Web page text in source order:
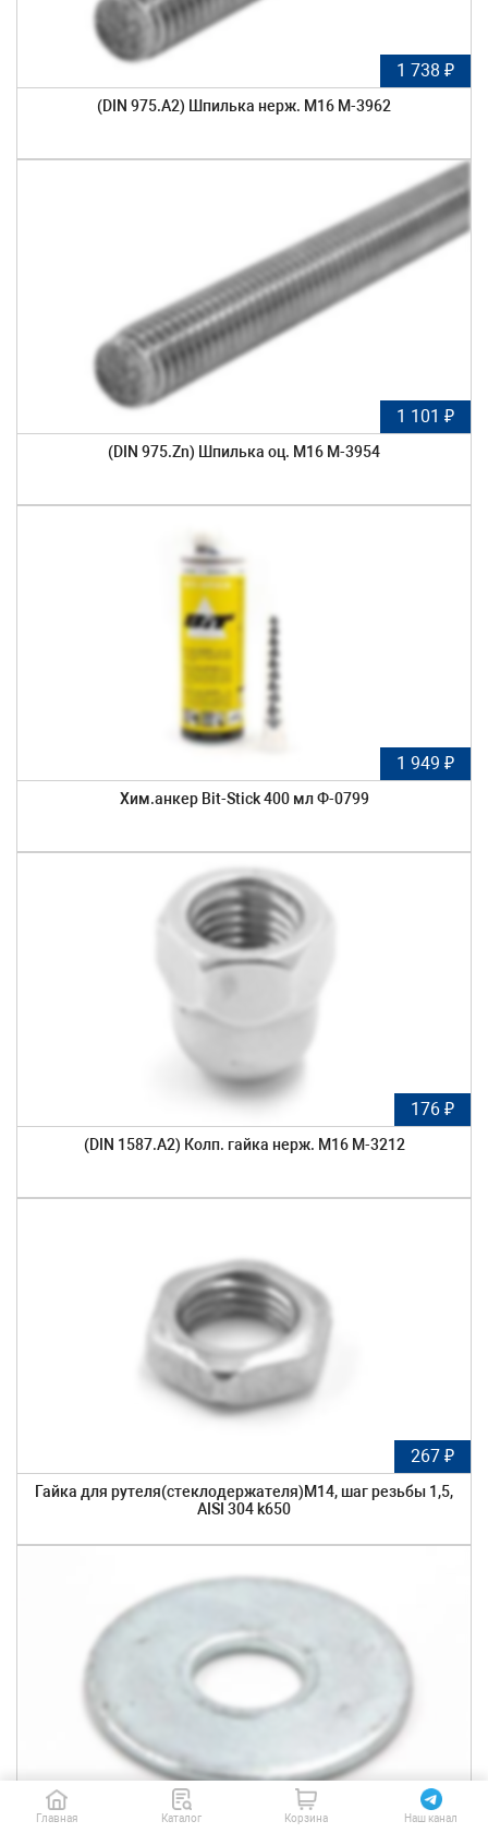
1 738 ₽
(DIN 975.A2) Шпилька нерж. М16 М-3962
1 101 ₽
(DIN 975.Zn) Шпилька оц. М16 М-3954
1 949 ₽
Хим.анкер Bit-Stick 400 мл Ф-0799
176 ₽
(DIN 1587.A2) Колп. гайка нерж. М16 М-3212
267 ₽
Гайка для рутеля(стеклодержателя)М14, шаг резьбы 1,5,
AISI 304 k650
22 ₽
Главная Каталог Корзина Наш канал